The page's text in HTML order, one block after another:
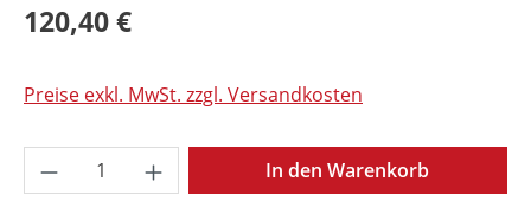
120,40 €
Preise exkl. MwSt. zzgl. Versandkosten
Produkt Anzahl: Gib den gewünschten
In den Warenkorb